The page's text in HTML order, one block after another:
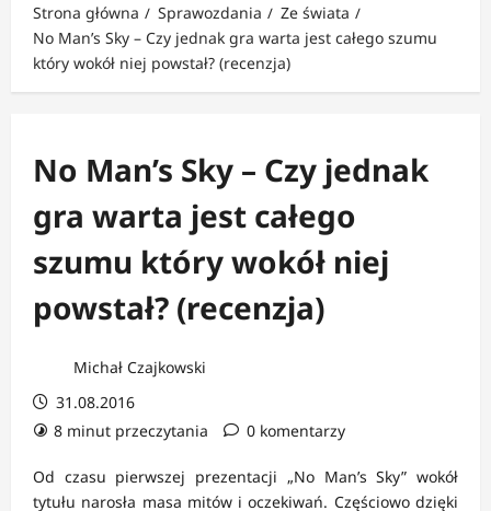
Strona główna Sprawozdania
Ze świata
No Man’s Sky – Czy jednak gra warta jest całego szumu
który wokół niej powstał? (recenzja)
No Man’s Sky – Czy jednak
gra warta jest całego
szumu który wokół niej
powstał? (recenzja)
Michał Czajkowski
31.08.2016
8 minut przeczytania
0 komentarzy
Od czasu pierwszej prezentacji „No Man’s Sky” wokół
tytułu narosła masa mitów i oczekiwań. Częściowo dzięki